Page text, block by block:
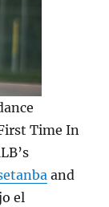
Time In
and
el